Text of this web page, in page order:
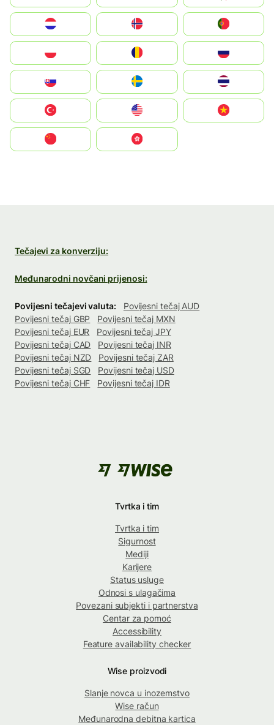
United States
中國香港特別行政區
Tečajevi za konverziju:
Međunarodni novčani prijenosi:
Povijesni tečajevi valuta:
Povijesni tečaj AUD
Povijesni tečaj GBP
Povijesni tečaj MXN
Povijesni tečaj EUR
Povijesni tečaj JPY
Povijesni tečaj CAD
Povijesni tečaj INR
Povijesni tečaj NZD
Povijesni tečaj ZAR
Povijesni tečaj SGD
Povijesni tečaj USD
Povijesni tečaj CHF
Povijesni tečaj IDR
Tvrtka i tim
Tvrtka i tim
Sigurnost
Mediji
Karijere
Status usluge
Odnosi s ulagačima
Povezani subjekti i partnerstva
Centar za pomoć
Accessibility
Feature availability checker
Wise proizvodi
Slanje novca u inozemstvo
Wise račun
Međunarodna debitna kartica